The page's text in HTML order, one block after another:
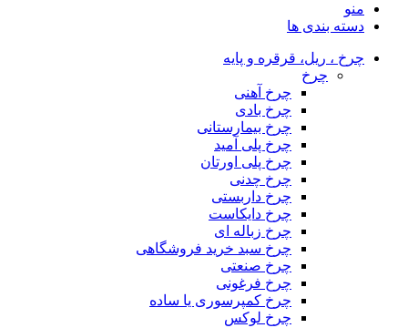
منو
دسته بندی ها
چرخ ، ریل، قرقره و پایه
چرخ
چرخ آهنی
چرخ بادی
چرخ بیمارستانی
چرخ پلی آمید
چرخ پلی اورتان
چرخ چدنی
چرخ داربستی
چرخ دایکاست
چرخ زباله ای
چرخ سبد خرید فروشگاهی
چرخ صنعتی
چرخ فرغونی
چرخ کمپرسوری یا ساده
چرخ لوکس